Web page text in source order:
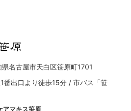
名古屋市天白区笹原町1701
番出口より徒歩15分 / 市バス「笹
アマキス笹原